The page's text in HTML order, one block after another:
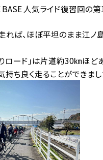
人気ライド復習回の第
れば、ほぼ平坦のまま江ノ
りロード」は片道約30㎞ほど
持ち良く走ることができまし